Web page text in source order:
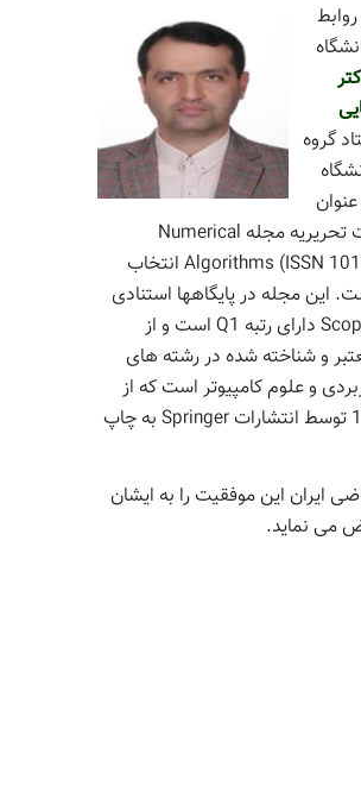
گروه
عضو هیات تحریریه مجله Numerical
Algorithms (ISSN 1017-1398 ) انتخاب
این مجله در پایگاهها استنادی
JCR و Scopus دارای رتبه Q1 است و از
و شناخته شده در رشته های
و علوم کامپیوتر است که از
سال 1991 توسط انتشارات Springer به چاپ
ایران این موفقیت را به ایشان
می نماید.